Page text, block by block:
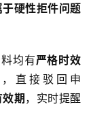
硬性拒件问题
均有严格时效
，直接驳回申
期，实时提醒